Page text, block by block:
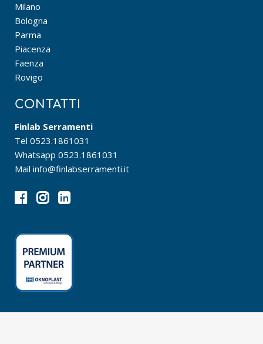
Milano
Bologna
Parma
Piacenza
Faenza
Rovigo
CONTATTI
Finlab Serramenti
Tel 0523.1861031
Whatsapp 0523.1861031
Mail info@finlabserramenti.it